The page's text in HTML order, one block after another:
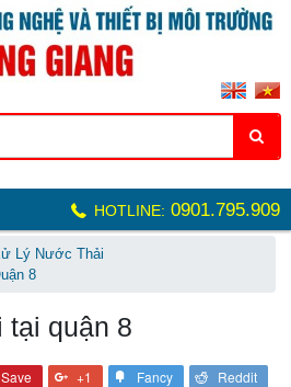
HOTLINE: 0901.795.909
Lý Nước Thải
8
quận 8
Save +1 Fancy
Reddit